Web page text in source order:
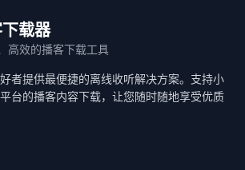
载器
高效的播客下载工具
者提供最便捷的离线收听解决方案。支持小
台的播客内容下载，让您随时随地享受优质